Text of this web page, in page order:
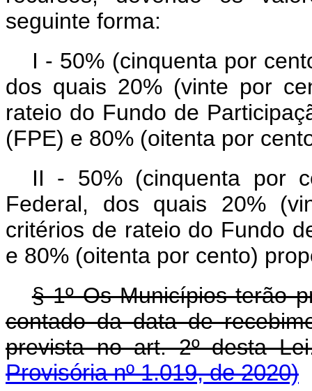
seguinte forma:
I - 50% (cinquenta por
dos quais 20% (vinte por
rateio do Fundo de
(FPE) e 80% (oitenta por
II - 50% (cinquenta por
Federal, dos quais 20%
critérios de rateio do Fundo
e 80% (oitenta por cento)
§ 1º Os Municípios terão
contado da data de
prevista no art. 2º
Provisória nº 1.019, de 2020)